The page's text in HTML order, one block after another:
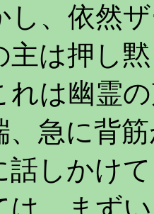
し、依然
主は押し
は幽霊
、急に背
話しかけ